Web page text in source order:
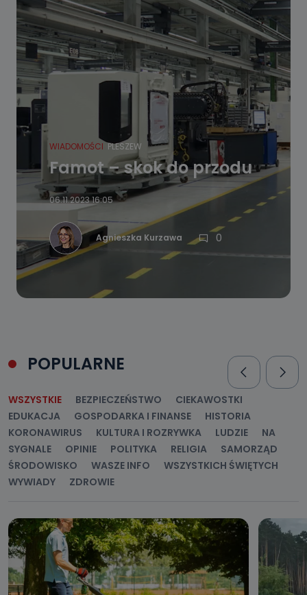
WIADOMOŚCI PLESZEW
Famot – skok do przodu
06.11.2023 16:05
Agnieszka Kurzawa 0
POPULARNE
WSZYSTKIE BEZPIECZEŃSTWO
CIEKAWOSTKI
EDUKACJA
GOSPODARKA I FINANSE
HISTORIA
KORONAWIRUS
KULTURA I ROZRYWKA LUDZIE
NA
SYGNALE
OPINIE POLITYKA RELIGIA
SAMORZĄD
ŚRODOWISKO
WASZE INFO
WSZYSTKICH ŚWIĘTYCH
WYWIADY
ZDROWIE